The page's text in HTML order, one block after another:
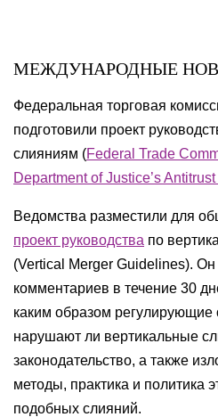
МЕЖДУНАРОДНЫЕ
Федеральная торговая
подготовили проект
слияниям (Federal Trade
Department of Justice’s
Ведомства разместили для
проект руководства по
(Vertical Merger Guidelines). Он
комментариев в течение 30
каким образом регулирующие
нарушают ли вертикальные
законодательство, а также
методы, практика и политика
подобных слияний.